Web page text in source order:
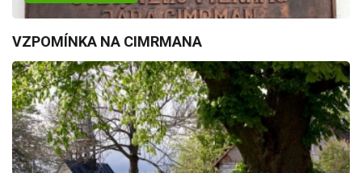
VZPOMÍNKA NA CIMRMANA